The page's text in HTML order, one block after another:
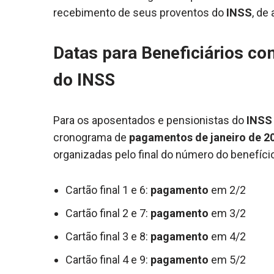
recebimento de seus proventos do INSS, de
Datas para Beneficiários
do INSS
Para os aposentados e pensionistas do
cronograma de pagamentos de janeiro de
organizadas pelo final do número do
Cartão final 1 e 6: pagamento em 2/2
Cartão final 2 e 7: pagamento em 3/2
Cartão final 3 e 8: pagamento em 4/2
Cartão final 4 e 9: pagamento em 5/2